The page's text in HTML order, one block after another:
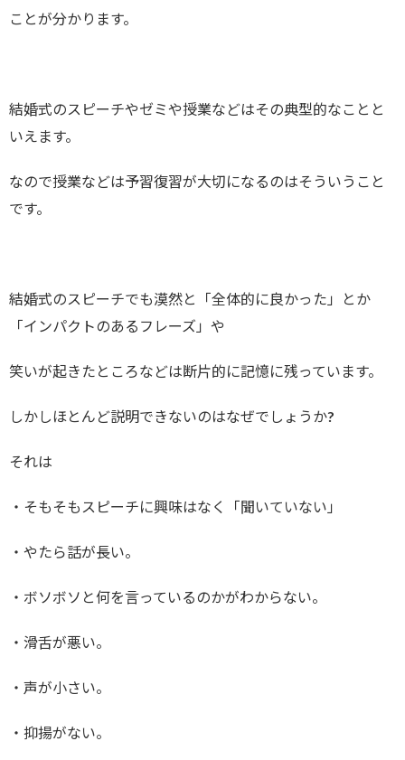
ことが分かります。
結婚式のスピーチやゼミや授業などはその典型的なことと
いえます。
なので授業などは予習復習が大切になるのはそういうこと
です。
結婚式のスピーチでも漠然と「全体的に良かった」とか
「インパクトのあるフレーズ」や
笑いが起きたところなどは断片的に記憶に残っています。
しかしほとんど説明できないのはなぜでしょうか?
それは
・そもそもスピーチに興味はなく「聞いていない」
・やたら話が長い。
・ボソボソと何を言っているのかがわからない。
・滑舌が悪い。
・声が小さい。
・抑揚がない。